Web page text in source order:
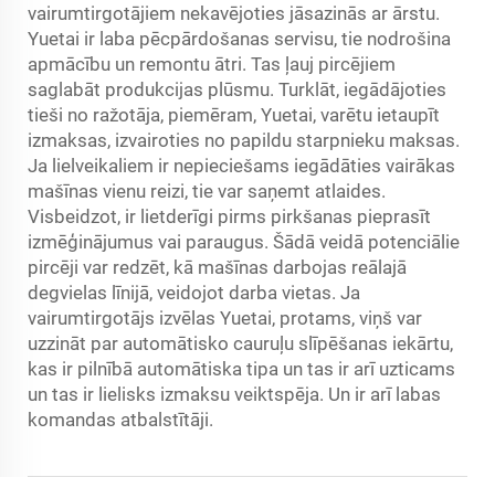
vairumtirgotājiem nekavējoties jāsazinās ar ārstu.
Yuetai ir laba pēcpārdošanas servisu, tie nodrošina
apmācību un remontu ātri. Tas ļauj pircējiem
saglabāt produkcijas plūsmu. Turklāt, iegādājoties
tieši no ražotāja, piemēram, Yuetai, varētu ietaupīt
izmaksas, izvairoties no papildu starpnieku maksas.
Ja lielveikaliem ir nepieciešams iegādāties vairākas
mašīnas vienu reizi, tie var saņemt atlaides.
Visbeidzot, ir lietderīgi pirms pirkšanas pieprasīt
izmēģinājumus vai paraugus. Šādā veidā potenciālie
pircēji var redzēt, kā mašīnas darbojas reālajā
degvielas līnijā, veidojot darba vietas. Ja
vairumtirgotājs izvēlas Yuetai, protams, viņš var
uzzināt par automātisko cauruļu slīpēšanas iekārtu,
kas ir pilnībā automātiska tipa un tas ir arī uzticams
un tas ir lielisks izmaksu veiktspēja. Un ir arī labas
komandas atbalstītāji.